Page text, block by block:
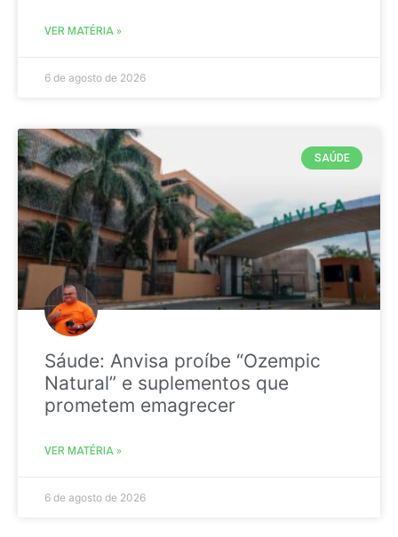
VER MATÉRIA »
6 de agosto de 2026
SAÚDE
Sáude: Anvisa proíbe “Ozempic
Natural” e suplementos que
prometem emagrecer
VER MATÉRIA »
6 de agosto de 2026